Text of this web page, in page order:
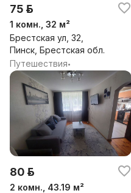
75 р.
1 комн., 32 м²
Брестская ул, 32,
Пинск, Брестская обл.
Путешествия•
80 р.
2 комн., 43.19 м²